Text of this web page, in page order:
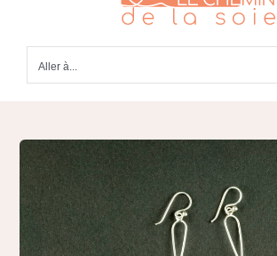
Aller à...